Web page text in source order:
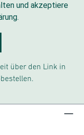
und akzeptiere
über den Link in